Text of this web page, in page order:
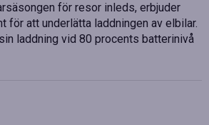
för resor inleds, erbjuder
för att underlätta laddningen av elbilar.
laddning vid 80 procents batterinivå